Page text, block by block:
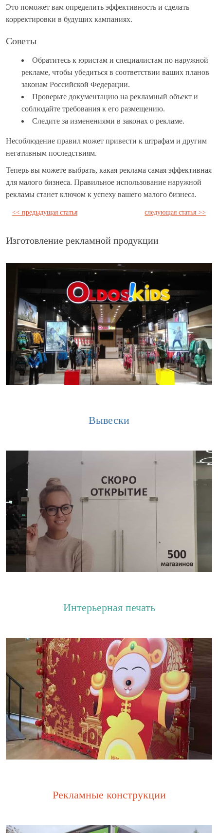
Это поможет вам определить эффективность и сделать
корректировки в будущих кампаниях.
Советы
Обратитесь к юристам и специалистам по наружной
рекламе, чтобы убедиться в соответствии ваших планов
законам Российской Федерации.
Проверьте документацию на рекламный объект и
соблюдайте требования к его размещению.
Следите за изменениями в законах о рекламе.
Несоблюдение правил может привести к штрафам и другим
негативным последствиям.
Теперь вы можете выбрать, какая реклама самая эффективная
для малого бизнеса. Правильное использование наружной
рекламы станет ключом к успеху вашего малого бизнеса.
<< предыдущая статья следующая статья >>
Изготовление рекламной продукции
Вывески
Интерьерная печать
Рекламные конструкции